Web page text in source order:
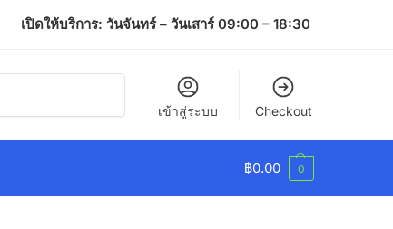
เปิดให้บริการ: วันจันทร์ – วันเสาร์ 09:00 – 18:30
เข้าสู่ระบบ Checkout
฿0.00 0